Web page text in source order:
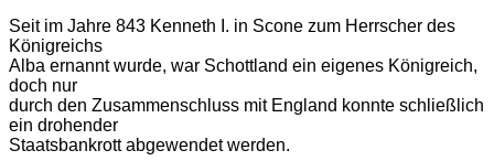
Seit im Jahre 843 Kenneth I. in Scone zum Herrscher des
Königreichs
Alba ernannt wurde, war Schottland ein eigenes Königreich,
doch nur
durch den Zusammenschluss mit England konnte schließlich
ein drohender
Staatsbankrott abgewendet werden.